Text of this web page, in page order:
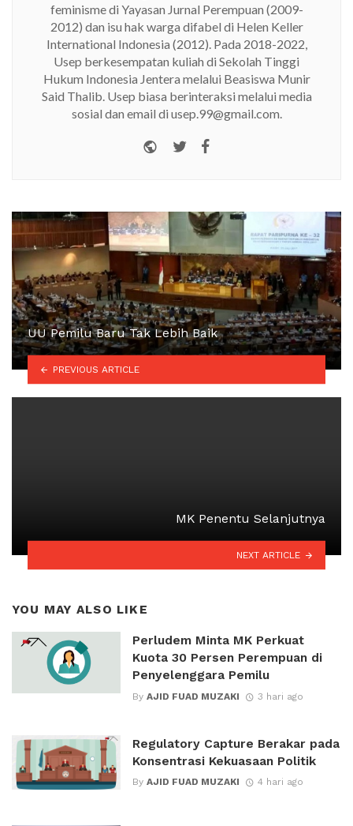
feminisme di Yayasan Jurnal Perempuan (2009-
2012) dan isu hak warga difabel di Helen Keller
International Indonesia (2012). Pada 2018-2022,
Usep berkesempatan kuliah di Sekolah Tinggi
Hukum Indonesia Jentera melalui Beasiswa Munir
Said Thalib. Usep biasa berinteraksi melalui media
sosial dan email di usep.99@gmail.com.
Website
Twitter
UU Pemilu Baru Tak Lebih Baik
PREVIOUS ARTICLE
MK Penentu Selanjutnya
NEXT ARTICLE
YOU MAY ALSO LIKE
Perludem Minta MK Perkuat
Kuota 30 Persen Perempuan di
Penyelenggara Pemilu
By AJID FUAD MUZAKI 3 hari ago
Regulatory Capture Berakar pada
Konsentrasi Kekuasaan Politik
By AJID FUAD MUZAKI 4 hari ago